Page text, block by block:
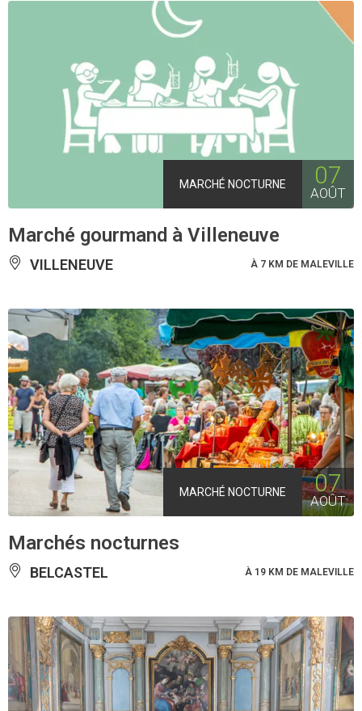
MARCHÉ NOCTURNE 07
AOÛT
Marché gourmand à Villeneuve
VILLENEUVE À 7 KM DE MALEVILLE
MARCHÉ NOCTURNE 07
AOÛT
Marchés nocturnes
BELCASTEL À 19 KM DE MALEVILLE